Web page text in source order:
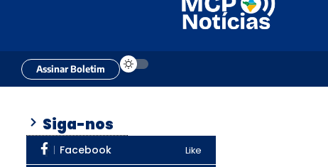
Assinar Boletim
Siga-nos
Facebook Like